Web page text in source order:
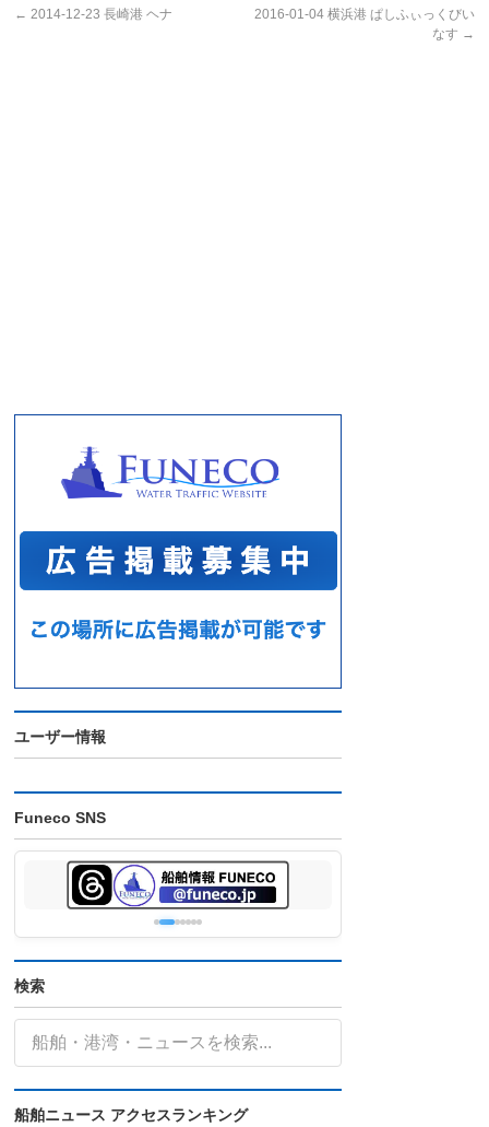
← 2014-12-23 長崎港 ヘナ
2016-01-04 横浜港 ぱしふぃっくびい
なす →
ユーザー情報
Funeco SNS
検索
船舶ニュース アクセスランキング